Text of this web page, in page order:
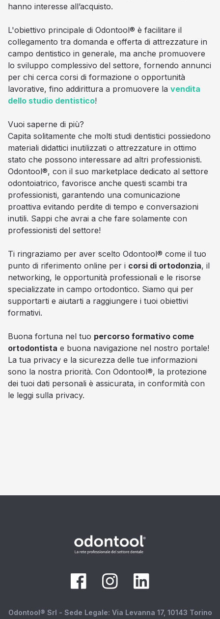
hanno interesse all’acquisto.
L'obiettivo principale di Odontool® è facilitare il
collegamento tra domanda e offerta di attrezzature in
campo dentistico in generale, ma anche promuovere
lo sviluppo complessivo del settore, fornendo annunci
per chi cerca corsi di formazione o opportunità
lavorative, fino addirittura a promuovere la vendita
dello studio dentistico!
Vuoi saperne di più?
Capita solitamente che molti studi dentistici possiedono
materiali didattici inutilizzati o attrezzature in ottimo
stato che possono interessare ad altri professionisti.
Odontool®, con il suo marketplace dedicato al settore
odontoiatrico, favorisce anche questi scambi tra
professionisti, garantendo una comunicazione
proattiva evitando perdite di tempo e conversazioni
inutili. Sappi che avrai a che fare solamente con
professionisti del settore!
Ti ringraziamo per aver scelto Odontool® come il tuo
punto di riferimento online per i corsi di ortodonzia, il
networking, le opportunità professionali e le risorse
specializzate in campo ortodontico. Siamo qui per
supportarti e aiutarti a raggiungere i tuoi obiettivi
formativi.
Buona fortuna nel tuo percorso formativo come
ortodontista e buona navigazione nel nostro portale!
La tua privacy e la sicurezza delle tue informazioni
sono la nostra priorità. Con Odontool®, la protezione
dei tuoi dati personali è assicurata, in conformità con
le leggi sulla privacy.
Odontool® Srl - Sede Legale: Via Levanna 17, 10143 Torino